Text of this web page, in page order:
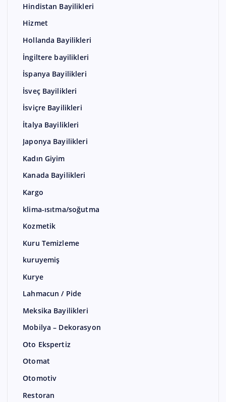
Hindistan Bayilikleri
Hizmet
Hollanda Bayilikleri
İngiltere bayilikleri
İspanya Bayilikleri
İsveç Bayilikleri
İsviçre Bayilikleri
İtalya Bayilikleri
Japonya Bayilikleri
Kadın Giyim
Kanada Bayilikleri
Kargo
klima-ısıtma/soğutma
Kozmetik
Kuru Temizleme
kuruyemiş
Kurye
Lahmacun / Pide
Meksika Bayilikleri
Mobilya – Dekorasyon
Oto Ekspertiz
Otomat
Otomotiv
Restoran